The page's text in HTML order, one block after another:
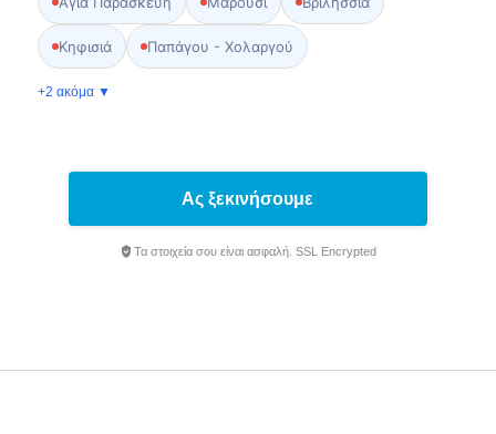
Κηφισιά Παπάγου - Χολαργού
+2 ακόμα ▼
Ας ξεκινήσουμε
Τα στοιχεία σου είναι ασφαλή. SSL Encrypted